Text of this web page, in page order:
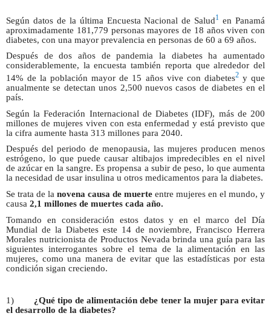
Según datos de la última Encuesta Nacional de Salud1 en Panamá
aproximadamente 181,779 personas mayores de 18 años viven con
diabetes, con una mayor prevalencia en personas de 60 a 69 años.
Después de dos años de pandemia la diabetes ha aumentado
considerablemente, la encuesta también reporta que alrededor del
14% de la población mayor de 15 años vive con diabetes2y que
anualmente se detectan unos 2,500 nuevos casos de diabetes en el
país.
Según la Federación Internacional de Diabetes (IDF), más de 200
millones de mujeres viven con esta enfermedad y está previsto que
la cifra aumente hasta 313 millones para 2040.
Después del periodo de menopausia, las mujeres producen menos
estrógeno, lo que puede causar altibajos impredecibles en el nivel
de azúcar en la sangre. Es propensa a subir de peso, lo que aumenta
la necesidad de usar insulina u otros medicamentos para la diabetes.
Se trata de la novena causa de muerte entre mujeres en el mundo, y
causa 2,1 millones de muertes cada año.
Tomando en consideración estos datos y en el marco del Día
Mundial de la Diabetes este 14 de noviembre, Francisco Herrera
Morales nutricionista de Productos Nevada brinda una guía para las
siguientes interrogantes sobre el tema de la alimentación en las
mujeres, como una manera de evitar que las estadísticas por esta
condición sigan creciendo.
1)
¿Qué tipo de alimentación debe tener la mujer para evitar
el desarrollo de la diabetes?